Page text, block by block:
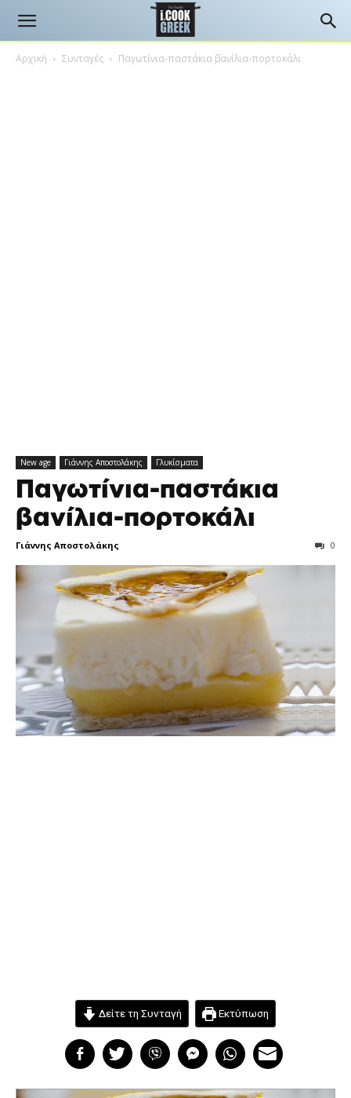
Αρχική Συνταγές Παγωτίνια-παστάκια βανίλια-πορτοκάλι
New age Γιάννης Αποστολάκης Γλυκίσματα
Παγωτίνια-παστάκια
βανίλια-πορτοκάλι
Γιάννης Αποστολάκης 0
Δείτε τη Συνταγή Εκτύπωση